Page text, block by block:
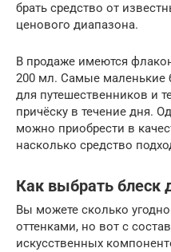
брать средство от
ценового диапазона.
В продаже имеются
200 мл. Самые маленькие
для путешественников и
причёску в течение дня.
можно приобрести в
насколько средство
Как выбрать блеск
Вы можете сколько
оттенками, но вот с
искусственных